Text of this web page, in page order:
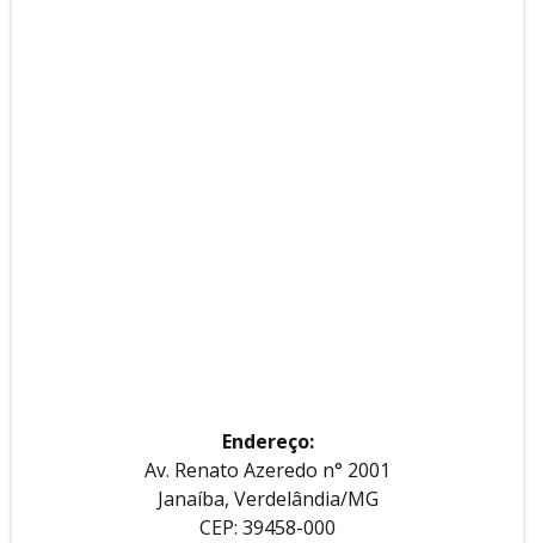
Endereço:
Av. Renato Azeredo n° 2001
Janaíba, Verdelândia/MG
CEP: 39458-000